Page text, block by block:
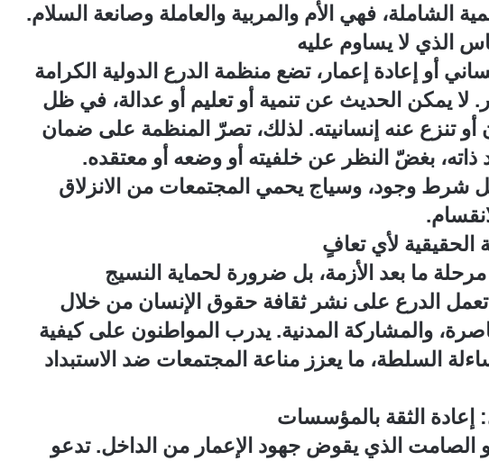
الشاملة، فهي الأم والمربية والعاملة وصانعة السلام.
الذي لا يساوم عليه
أو إعادة إعمار، تضع منظمة الدرع الدولية الكرامة
لا يمكن الحديث عن تنمية أو تعليم أو عدالة، في ظل
أو تنزع عنه إنسانيته. لذلك، تصرّ المنظمة على ضمان
ذاته، بغضّ النظر عن خلفيته أو وضعه أو معتقده.
شرط وجود، وسياج يحمي المجتمعات من الانزلاق
الحقيقية لأي تعافٍ
ما بعد الأزمة، بل ضرورة لحماية النسيج
تعمل الدرع على نشر ثقافة حقوق الإنسان من خلال
والمشاركة المدنية. يدرب المواطنون على كيفية
السلطة، ما يعزز مناعة المجتمعات ضد الاستبداد
إعادة الثقة بالمؤسسات
الصامت الذي يقوض جهود الإعمار من الداخل. تدعو